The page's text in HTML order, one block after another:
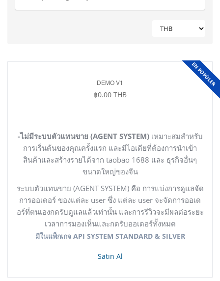
DEMO V1 EN POPÜLER
฿0.00 THB
-ไม่มีระบบตัวแทนขาย (AGENT SYSTEM)เหมาะสมสำหรับ
การเริ่นต้นของคุณครั้งแรก และมีไอเดียที่ต้องการนำเข้า
สินค้าและสร้างรายได้จาก taobao 1688 และ ธุรกิจอื่นๆ
ขนาดใหญ่ของจีน
ระบบตัวแทนขาย (AGENT SYSTEM) คือ การแบ่งการดูแลจัด
การออเดอร์ ของแต่ละ user ซึ่ง แต่ละ user จะจัดการออเด
อร์ที่ตนเองกดรับดูแลแล้วเท่านั้น และการรีวิวจะมีผลต่อระยะ
เวลาการมองเห็นและกดรับออเดอร์ทั้งหมด
มีในแพ็กเกจ API SYSTEM STANDARD & SILVER
Satın Al